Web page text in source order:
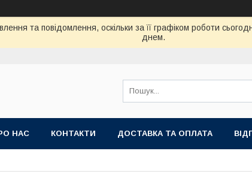
та повідомлення, оскільки за її графіком роботи
днем.
НАС КОНТАКТИ ДОСТАВКА ТА ОПЛАТА